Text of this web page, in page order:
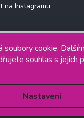
soubory cookie.
souhlas s jejich
Nastavení
na Instagramu
.
Vytvořil Shoptet